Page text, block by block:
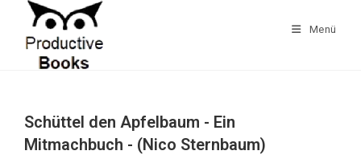
springen
Menü
Schüttel den Apfelbaum - Ein
Mitmachbuch - (Nico Sternbaum)